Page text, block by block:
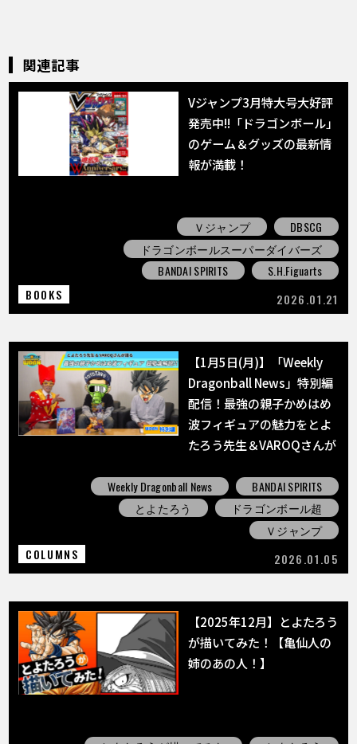
関連記事
Vジャンプ3月特大号大好評
発売中!!「ドラゴンボール」
のゲーム＆グッズの最新情
報が満載！
Ｖジャンプ
DBSCG
ドラゴンボールスーパーダイバーズ
BANDAI SPIRITS
S.H.Figuarts
BOOKS
2026.01.21
【1月5日(月)】「Weekly
Dragonball News」特別編
配信！最強の親子かめはめ
波フィギュアの魅力をとよ
たろう先生＆VAROQさんが
Weekly Dragonball News
BANDAI SPIRITS
とよたろう
ドラゴンボール超
Ｖジャンプ
COLUMNS
2026.01.05
【2025年12月】とよたろう
が描いてみた！【亀仙人の
姉のあの人！】